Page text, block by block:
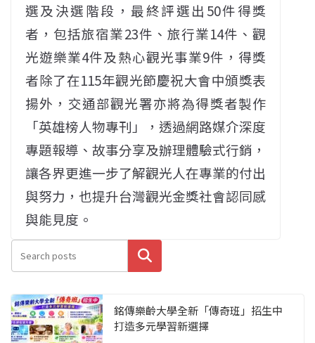
選及決選階段，最終評選出50件得獎
者，包括旅宿業23件、旅行業14件、觀
光遊樂業4件及熱心觀光事業9件，得獎
者除了在115年觀光節慶祝大會中頒獎表
揚外，交通部觀光署亦將為得獎者製作
「英雄榜人物專刊」，透過網路媒介深度
專題報導、故事分享及辦理體驗式行銷，
讓各界更進一步了解觀光人在專業的付出
與努力，也提升台灣觀光金獎社會認同感
與能見度。
搜尋
銘傳樂齡大學全新「傳奇班」招生中
打造多元學習新選擇